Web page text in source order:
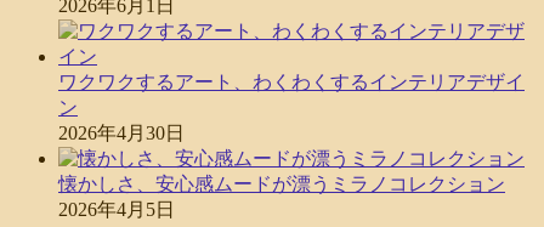
2026年6月1日
ワクワクするアート、わくわくするインテリアデザイ
ン
2026年4月30日
懐かしさ、安心感ムードが漂うミラノコレクション
2026年4月5日